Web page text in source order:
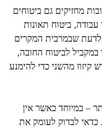
מחזיקים גם ביטוחים
עבודה, ביטוח תאונות
לדעת שבמרבית המקרים
במקביל לביטוח החובה,
מהשני כדי להימנע
– במיוחד כאשר אין
כדאי לבדוק לעומק את